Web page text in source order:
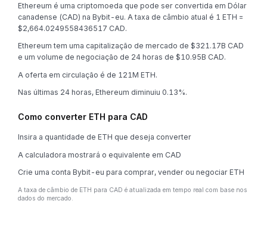
Ethereum é uma criptomoeda que pode ser convertida em Dólar
canadense (CAD) na Bybit-eu. A taxa de câmbio atual é 1 ETH =
$2,664.0249558436517 CAD.
Ethereum tem uma capitalização de mercado de $321.17B CAD
e um volume de negociação de 24 horas de $10.95B CAD.
A oferta em circulação é de 121M ETH.
Nas últimas 24 horas, Ethereum diminuiu 0.13%.
Como converter ETH para CAD
Insira a quantidade de ETH que deseja converter
A calculadora mostrará o equivalente em CAD
Crie uma conta Bybit-eu para comprar, vender ou negociar ETH
A taxa de câmbio de ETH para CAD é atualizada em tempo real com base nos
dados do mercado.